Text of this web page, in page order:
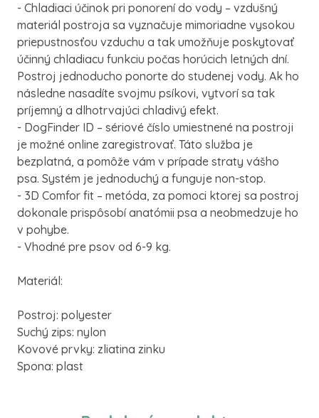
- Chladiaci účinok pri ponorení do vody – vzdušný
materiál postroja sa vyznačuje mimoriadne vysokou
priepustnosťou vzduchu a tak umožňuje poskytovať
účinný chladiacu funkciu počas horúcich letných dní.
Postroj jednoducho ponorte do studenej vody. Ak ho
následne nasadíte svojmu psíkovi, vytvorí sa tak
príjemný a dlhotrvajúci chladivý efekt.
- DogFinder ID – sériové číslo umiestnené na postroji
je možné online zaregistrovať. Táto služba je
bezplatná, a pomôže vám v prípade straty vášho
psa. Systém je jednoduchý a funguje non-stop.
- 3D Comfor fit – metóda, za pomoci ktorej sa postroj
dokonale prispôsobí anatómii psa a neobmedzuje ho
v pohybe.
- Vhodné pre psov od 6-9 kg.
Materiál:
Postroj: polyester
Suchý zips: nylon
Kovové prvky: zliatina zinku
Spona: plast